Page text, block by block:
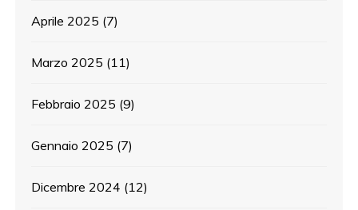
Aprile 2025 (7)
Marzo 2025 (11)
Febbraio 2025 (9)
Gennaio 2025 (7)
Dicembre 2024 (12)